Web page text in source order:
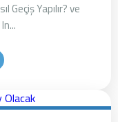
Yapılır? ve
Avantajları Nelerdir? In...